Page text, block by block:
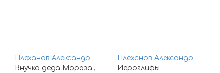
Плеханов Александр
Внучка деда Мороза ,
Плеханов Александр
Иероглифы